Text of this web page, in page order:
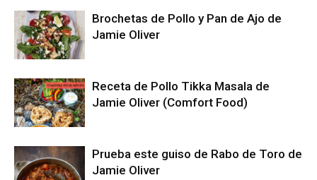
Brochetas de Pollo y Pan de Ajo de
Jamie Oliver
Receta de Pollo Tikka Masala de
Jamie Oliver (Comfort Food)
Prueba este guiso de Rabo de Toro de
Jamie Oliver